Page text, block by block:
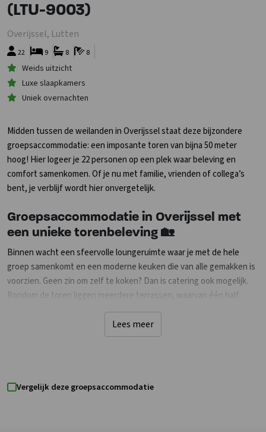
(LTU-9003)
Overijssel, Lutten
22 8
8
9
Weids uitzicht
Luxe slaapkamers
Uniek overnachten
Midden tussen de weilanden in Overijssel staat deze bijzondere
groepsaccommodatie: een imposante toren van bijna 50 meter
hoog! Hier logeer je 22 personen op een plek waar beleving en
comfort samenkomen. Of je nu met familie, vrienden of collega’s
bent, je verblijf wordt hier onvergetelijk.
Groepsaccommodatie in Overijssel met
een unieke torenbeleving 🏡
Binnen wacht een sfeervolle loungeruimte waar je met de hele
groep samenkomt en een moderne keuken die van alle gemakken is
voorzien. Geen zin om zelf te koken? Dan is catering ook mogelijk.
Rondom de toren liggen meerdere terrassen, waarvan één half
overdekt, zodat je altijd een plekje in de zon of in de schaduw vindt.
Slapen doe je in één van de 9 luxe slaapkamers met een weids
Voor wie nog extra logees meeneemt, zijn er 4 bijzetbedden
beschikbaar. Elke kamer is voorzien van een eigen zitgedeelte,
Lees meer
Vergelijk deze groepsaccommodatie